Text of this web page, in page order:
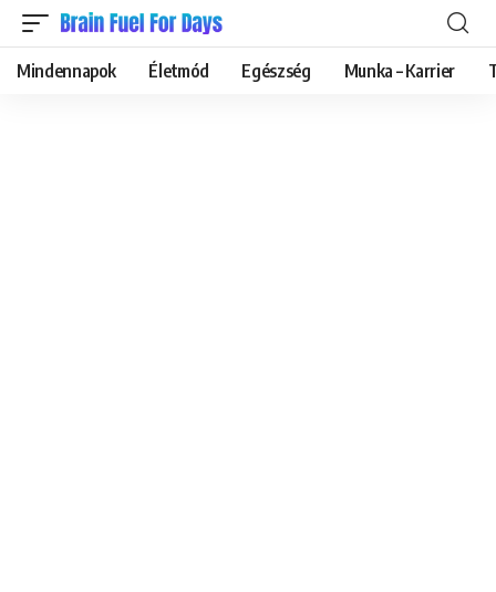
Mindennapok Életmód Egészség Munka – Karrier